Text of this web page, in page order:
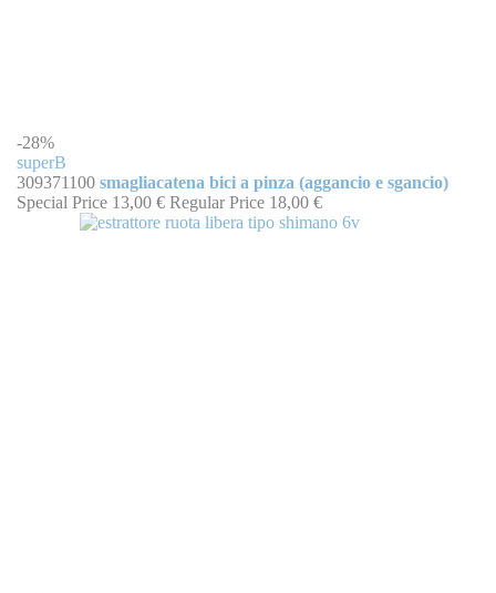
-28%
superB
309371100 smagliacatena bici a pinza (aggancio e sgancio)
Special Price 13,00 € Regular Price 18,00 €